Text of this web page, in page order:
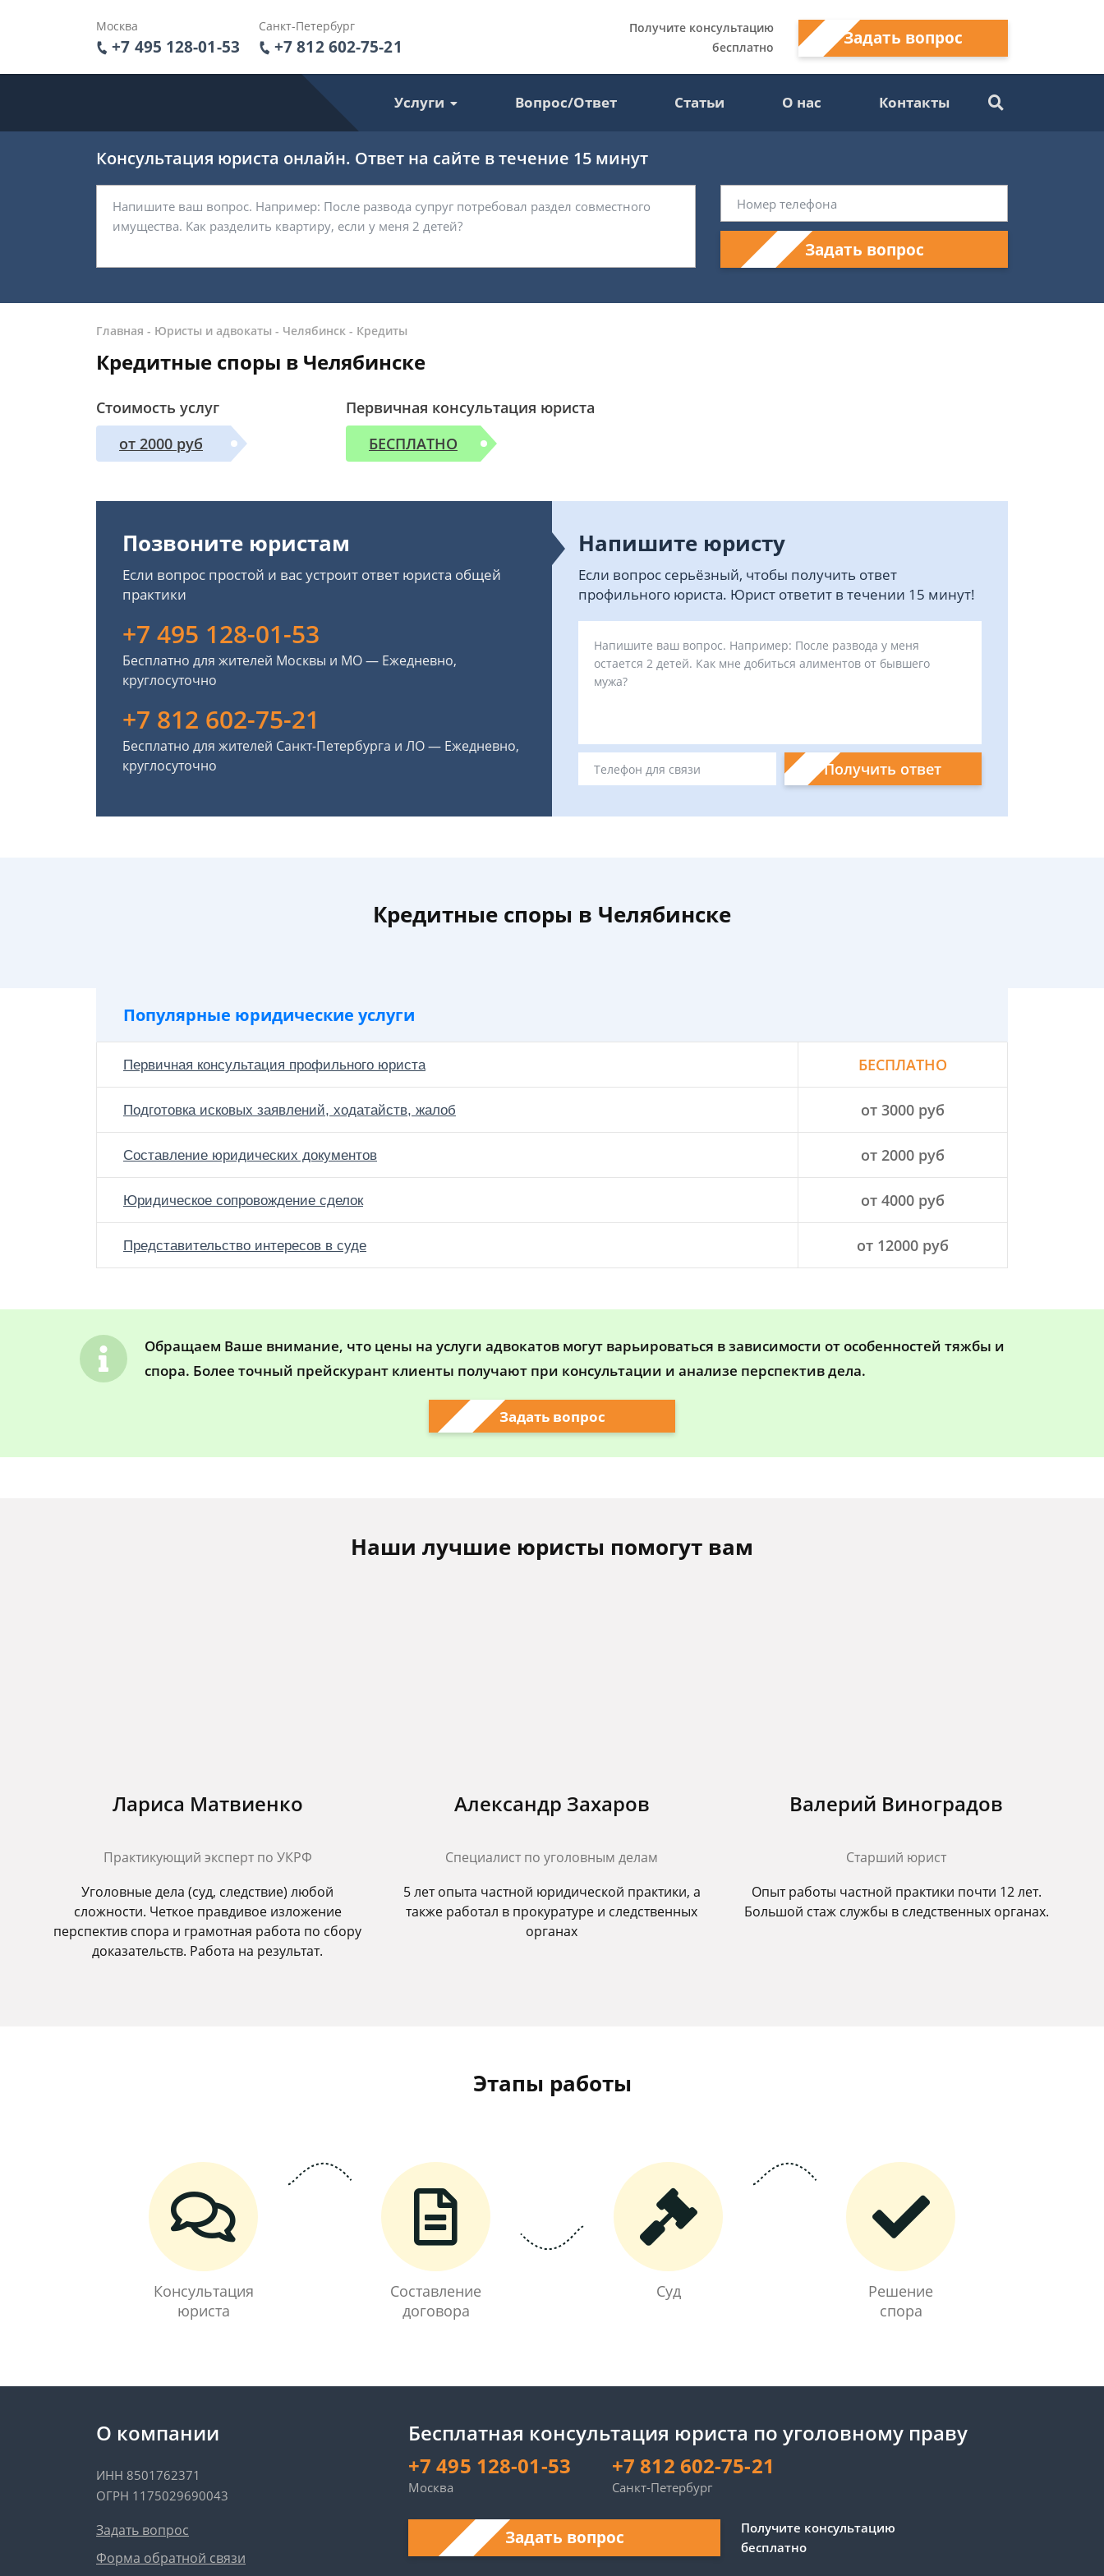
Москва
+7 495 128-01-53
Санкт-Петербург
+7 812 602-75-21
Получите консультацию
бесплатно
Задать вопрос
Услуги Вопрос/Ответ Статьи О нас Контакты
Консультация юриста онлайн. Ответ на сайте в течение 15 минут
Задать вопрос
Главная - Юристы и адвокаты - Челябинск - Кредиты
Кредитные споры в Челябинске
Стоимость услуг
от 2000 руб
Первичная консультация юриста
БЕСПЛАТНО
Позвоните юристам
Если вопрос простой и вас устроит ответ юриста общей
практики
+7 495 128-01-53
Бесплатно для жителей Москвы и МО — Ежедневно,
круглосуточно
+7 812 602-75-21
Бесплатно для жителей Санкт-Петербурга и ЛО — Ежедневно,
круглосуточно
Напишите юристу
Если вопрос серьёзный, чтобы получить ответ
профильного юриста. Юрист ответит в течении 15 минут!
Получить ответ
Кредитные споры в Челябинске
Популярные юридические услуги
Первичная консультация профильного юриста БЕСПЛАТНО
Подготовка исковых заявлений, ходатайств, жалоб от 3000 руб
Составление юридических документов от 2000 руб
Юридическое сопровождение сделок от 4000 руб
Представительство интересов в суде от 12000 руб
Обращаем Ваше внимание, что цены на услуги адвокатов могут варьироваться в зависимости от особенностей тяжбы и
спора. Более точный прейскурант клиенты получают при консультации и анализе перспектив дела.
Задать вопрос
Наши лучшие юристы помогут вам
Лариса Матвиенко
Практикующий эксперт по УКРФ
Уголовные дела (суд, следствие) любой
сложности. Четкое правдивое изложение
перспектив спора и грамотная работа по сбору
доказательств. Работа на результат.
Александр Захаров
Специалист по уголовным делам
5 лет опыта частной юридической практики, а
также работал в прокуратуре и следственных
органах
Валерий Виноградов
Старший юрист
Опыт работы частной практики почти 12 лет.
Большой стаж службы в следственных органах.
Этапы работы
Консультация
юриста
Составление
договора
Суд
Решение
спора
О компании
ИНН 8501762371
ОГРН 1175029690043
Задать вопрос
Форма обратной связи
Бесплатная консультация юриста по уголовному праву
+7 495 128-01-53
Москва
+7 812 602-75-21
Санкт-Петербург
Задать вопрос
Получите консультацию
бесплатно